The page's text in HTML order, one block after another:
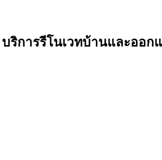
บริการรีโนเวทบ้านและออ